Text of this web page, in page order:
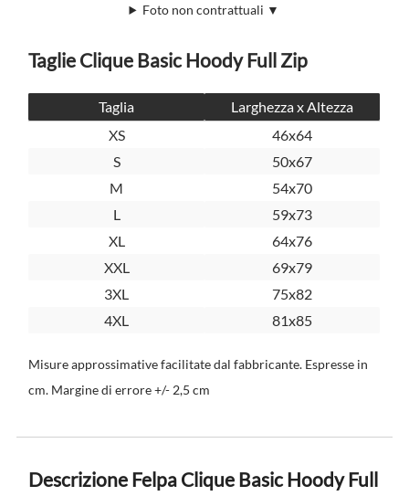
Foto non contrattuali ▼
Taglie Clique Basic Hoody Full Zip
Taglia
Larghezza x Altezza
XS
46x64
S
50x67
M
54x70
L
59x73
XL
64x76
XXL
69x79
3XL
75x82
4XL
81x85
Misure approssimative facilitate dal fabbricante. Espresse in
cm. Margine di errore +/- 2,5 cm
Descrizione Felpa Clique Basic Hoody Full